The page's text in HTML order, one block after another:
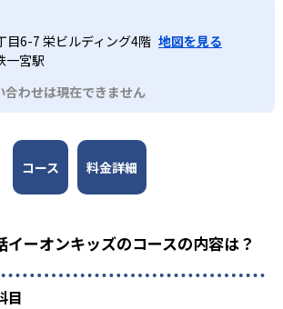
目6-7 栄ビルディング4階 地図を見る
一宮駅
合わせは現在できません
コース 料金詳細
イーオンキッズのコースの内容は？
目